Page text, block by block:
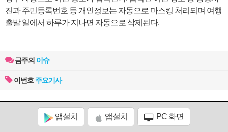
진과 주민등록번호 등 개인정보는 자동으로 마스킹 처리되며 여행
출발 일에서 하루가 지나면 자동으로 삭제된다.
금주의 이슈
이번호 주요기사
앱설치 앱설치 PC 화면